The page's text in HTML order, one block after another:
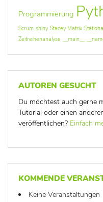
Programmierung
Scrum shiny Stacey Matrix
Zeitreihenanalyse
__main__
AUTOREN GESUCHT
Du möchtest auch gerne
Tutorial oder einen
veröffentlichen? Einfach
KOMMENDE
Keine Veranstaltungen